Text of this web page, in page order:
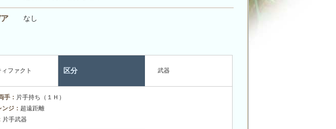
なし
ファクト 区分 武器
手： 片手持ち（１Ｈ）
ジ： 超遠距離
片手武器